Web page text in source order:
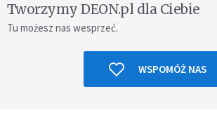
Tworzymy DEON.pl dla Ciebie
Tu możesz nas wesprzeć.
WSPOMÓŻ NAS